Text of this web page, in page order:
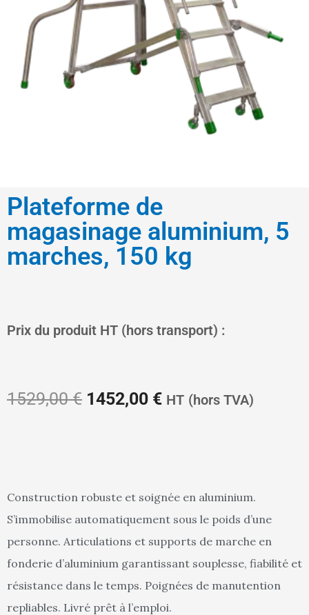
Plateforme de
magasinage aluminium, 5
marches, 150 kg
Prix du produit HT (hors transport) :
1529,00€
Le
prix
était :
1529,00 €.
1452,00 €
Le
prix
est :
1452,00 €.
HT (hors TVA)
Construction robuste et soignée en aluminium.
S’immobilise automatiquement sous le poids d’une
personne. Articulations et supports de marche en
fonderie d’aluminium garantissant souplesse, fiabilité et
résistance dans le temps. Poignées de manutention
repliables. Livré prêt à l’emploi.